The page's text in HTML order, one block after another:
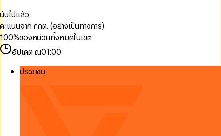
นับไปแล้ว
คะแนนจาก กกต. (อย่างเป็นทางการ)
100%ของหน่วยทั้งหมดในเขต
อัปเดต ณ01:00
ประชาชน